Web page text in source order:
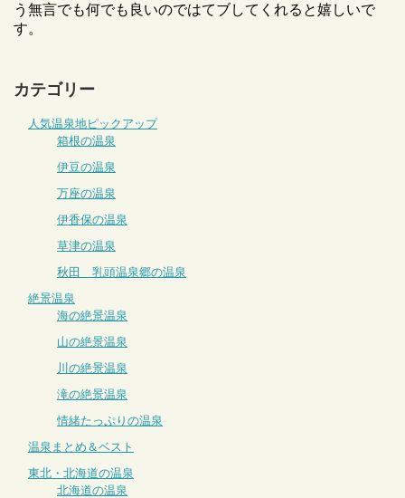
う無言でも何でも良いのではてブしてくれると嬉しいで
す。
カテゴリー
人気温泉地ピックアップ
箱根の温泉
伊豆の温泉
万座の温泉
伊香保の温泉
草津の温泉
秋田 乳頭温泉郷の温泉
絶景温泉
海の絶景温泉
山の絶景温泉
川の絶景温泉
滝の絶景温泉
情緒たっぷりの温泉
温泉まとめ＆ベスト
東北・北海道の温泉
北海道の温泉